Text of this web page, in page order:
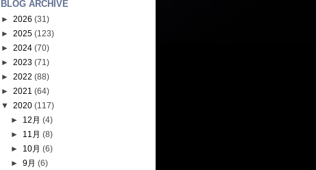
BLOG ARCHIVE
► 2026 (31)
► 2025 (123)
► 2024 (70)
► 2023 (71)
► 2022 (88)
► 2021 (64)
▼ 2020 (117)
► 12月 (4)
► 11月 (8)
► 10月 (6)
►9月 (6)